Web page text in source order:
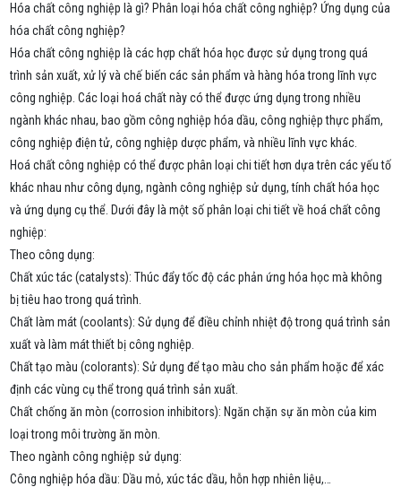
Hóa chất công nghiệp là gì? Phân loại hóa chất công nghiệp? Ứng dụng của
hóa chất công nghiệp?
Hóa chất công nghiệp là các hợp chất hóa học được sử dụng trong quá
trình sản xuất, xử lý và chế biến các sản phẩm và hàng hóa trong lĩnh vực
công nghiệp. Các loại hoá chất này có thể được ứng dụng trong nhiều
ngành khác nhau, bao gồm công nghiệp hóa dầu, công nghiệp thực phẩm,
công nghiệp điện tử, công nghiệp dược phẩm, và nhiều lĩnh vực khác.
Hoá chất công nghiệp có thể được phân loại chi tiết hơn dựa trên các yếu tố
khác nhau như công dụng, ngành công nghiệp sử dụng, tính chất hóa học
và ứng dụng cụ thể. Dưới đây là một số phân loại chi tiết về hoá chất công
nghiệp:
Theo công dụng:
Chất xúc tác (catalysts): Thúc đẩy tốc độ các phản ứng hóa học mà không
bị tiêu hao trong quá trình.
Chất làm mát (coolants): Sử dụng để điều chỉnh nhiệt độ trong quá trình sản
xuất và làm mát thiết bị công nghiệp.
Chất tạo màu (colorants): Sử dụng để tạo màu cho sản phẩm hoặc để xác
định các vùng cụ thể trong quá trình sản xuất.
Chất chống ăn mòn (corrosion inhibitors): Ngăn chặn sự ăn mòn của kim
loại trong môi trường ăn mòn.
Theo ngành công nghiệp sử dụng:
Công nghiệp hóa dầu: Dầu mỏ, xúc tác dầu, hỗn hợp nhiên liệu,…